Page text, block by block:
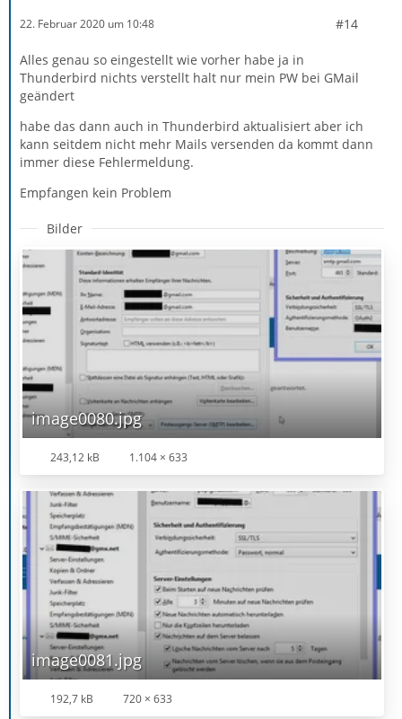
22. Februar 2020 um 10:48 #14
Alles genau so eingestellt wie vorher habe ja in
Thunderbird nichts verstellt halt nur mein PW bei GMail
geändert
habe das dann auch in Thunderbird aktualisiert aber ich
kann seitdem nicht mehr Mails versenden da kommt dann
immer diese Fehlermeldung.
Empfangen kein Problem
Bilder
image0080.jpg
243,12 kB 1.104 × 633
image0081.jpg
192,7 kB 720 × 633